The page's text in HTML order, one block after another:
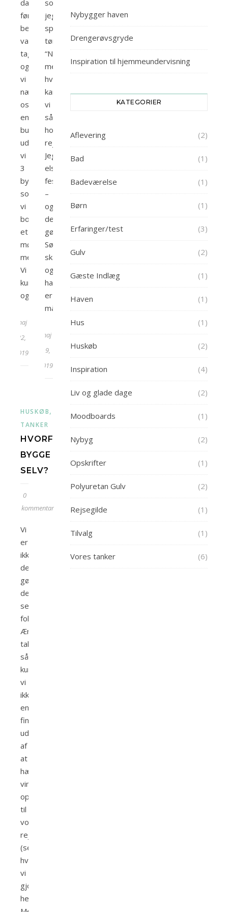
da
først
beslutningen
var
taget
og
vi
nærmede
os
en
budrunde,
udvalgte
vi
3
byggefirmaer
som
vi
bookede
et
møde
med.
Vi
kunne
også…
maj
22,
2019
som
jeg
spørger
tømren:
“Nå,
men
hvornår
kan
vi
så
holde
rejsegilde?”
Jeg
elsker
fest
–
og
det
gør
Søren
skam
også,
han
er
måske…
maj
19,
2019
HUSKØB,
VORES
TANKER
HVORFOR
BYGGE
SELV?
0
kommentarer
Vi
er
ikke
de
gør-
det-
selv
folk.
Ærligt
talt
så
kunne
vi
ikke
engang
finde
ud
af
at
hænge
vimpler
op
til
vores
rejsegilde
(se
hvad
vi
gjorde
her).
Nybygger haven
Drengerøvsgryde
Inspiration til hjemmeundervisning
KATEGORIER
Aflevering (2)
Bad (1)
Badeværelse (1)
Børn (1)
Erfaringer/test (3)
Gulv (2)
Gæste Indlæg (1)
Haven (1)
Hus (1)
Huskøb (2)
Inspiration (4)
Liv og glade dage (2)
Moodboards (1)
Nybyg (2)
Opskrifter (1)
Polyuretan Gulv (2)
Rejsegilde (1)
Tilvalg (1)
Vores tanker (6)